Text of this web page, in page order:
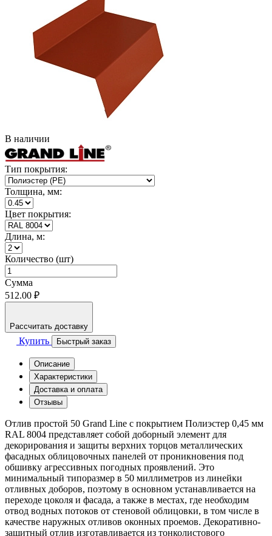
В наличии
Тип покрытия:
Толщина, мм:
Цвет покрытия:
Длина, м:
Количество (шт)
Сумма
512.00 ₽
Рассчитать доставку
Купить Быстрый заказ
Описание
Характеристики
Доставка и оплата
Отзывы
Отлив простой 50 Grand Line с покрытием Полиэстер 0,45 мм
RAL 8004 представляет собой доборный элемент для
декорирования и защиты верхних торцов металлических
фасадных облицовочных панелей от проникновения под
обшивку агрессивных погодных проявлений. Это
минимальный типоразмер в 50 миллиметров из линейки
отливных доборов, поэтому в основном устанавливается на
переходе цоколя и фасада, а также в местах, где необходим
отвод водных потоков от стеновой облицовки, в том числе в
качестве наружных отливов оконных проемов. Декоративно-
защитный отлив изготавливается из тонколистового